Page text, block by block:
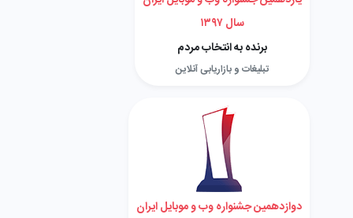
سال ۱۳۹۷
برنده به انتخاب مردم
تبلیغات و بازاریابی آنلاین
دوازدهمین جشنواره وب و موبایل ایران